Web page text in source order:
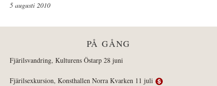
5 augusti 2010
PÅ GÅNG
Fjärilsvandring, Kulturens Östarp 28 juni
Fjärilsexkursion, Konsthallen Norra Kvarken 11 juli